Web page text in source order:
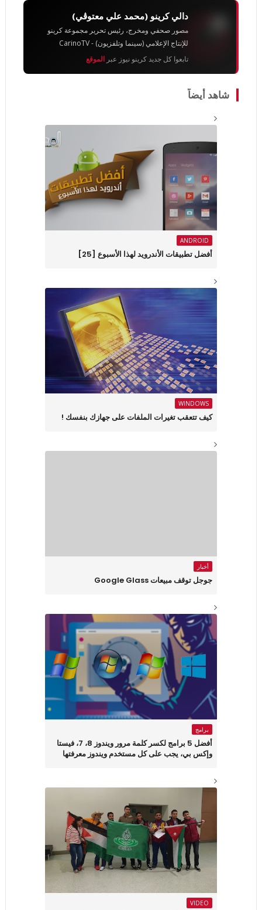
دالي كرينو (محمد علي معتوڨي)
مصور صحفي ومخرج، رئيس تحرير مجموعة كرينو
للإنتاج الإعلامي (سينما وتلفزيون) - CarinoTV
تابعوا كل جديد كرينو نيوز عبر الموقع
شاهد أيضاً
ANDROID
أفضل تطبيقات الأندرويد لهذا الأسبوع ‏[25]
WINDOWS
كيف تتعقب تغيرات الملفات على جهازك بنفسك !
أخبار
جوجل توقف مبيعات Google Glass
برامج
أفضل 5 برامج لكسر كلمة مرور ويندوز 8، 7، فيستا
وإكس بي، يجب على كل مستخدم ويندوز معرفتها
VIDEO